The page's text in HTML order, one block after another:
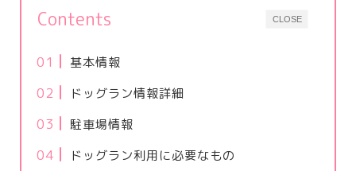
CLOSE
Contents
基本情報
ドッグラン情報詳細
駐車場情報
ドッグラン利用に必要なもの